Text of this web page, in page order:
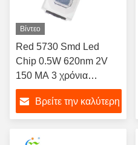
Βίντεο
Red 5730 Smd Led
Chip 0.5W 620nm 2V
150 MA 3 χρόνια
εγγύηση
Βρείτε την καλύτερη